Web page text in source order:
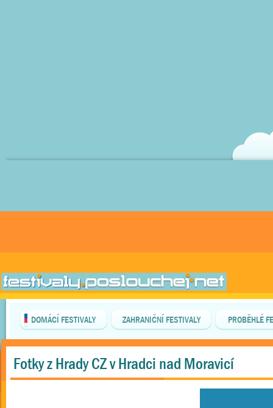
DOMÁCÍ FESTIVALY ZAHRANIČNÍ FESTIVALY PROBĚHLÉ
Fotky z Hrady CZ v Hradci nad Moravicí